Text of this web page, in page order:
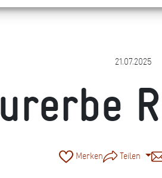
21.07.2025
Merken Teilen